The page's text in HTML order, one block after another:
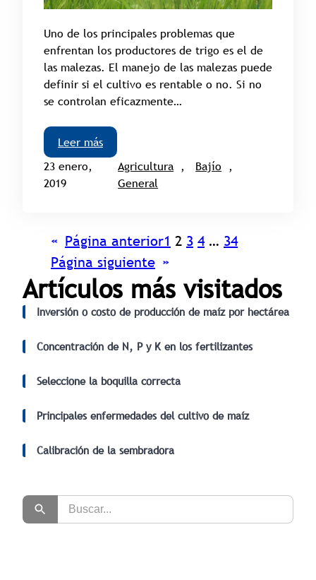
Uno de los principales problemas que
enfrentan los productores de trigo es el de
las malezas. El manejo de las malezas puede
definir si el cultivo es rentable o no. Si no
se controlan eficazmente…
Leer más
23 enero,
2019
Agricultura , Bajío
General
« Página anterior1 2 3 4 … 34
Página siguiente »
Artículos más visitados
Inversión o costo de producción de maíz por hectárea
Concentración de N, P y K en los fertilizantes
Seleccione la boquilla correcta
Principales enfermedades del cultivo de maíz
Calibración de la sembradora